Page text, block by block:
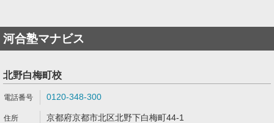
河合塾マナビス
北野白梅町校
0120-348-300
京都府京都市北区北野下白梅町44-1